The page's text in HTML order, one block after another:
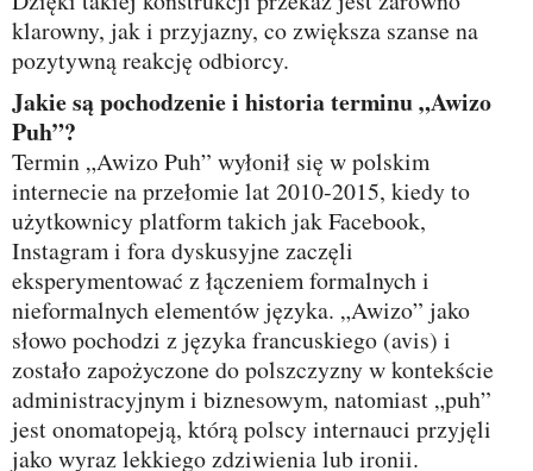
klarowny, jak i przyjazny, co zwiększa szanse na
pozytywną reakcję odbiorcy.
Jakie są pochodzenie i historia terminu „Awizo
Puh”?
Termin „Awizo Puh” wyłonił się w polskim
internecie na przełomie lat 2010‑2015, kiedy to
użytkownicy platform takich jak Facebook,
Instagram i fora dyskusyjne zaczęli
eksperymentować z łączeniem formalnych i
nieformalnych elementów języka. „Awizo” jako
słowo pochodzi z języka francuskiego (avis) i
zostało zapożyczone do polszczyzny w kontekście
administracyjnym i biznesowym, natomiast „puh”
jest onomatopeją, którą polscy internauci przyjęli
jako wyraz lekkiego zdziwienia lub ironii.